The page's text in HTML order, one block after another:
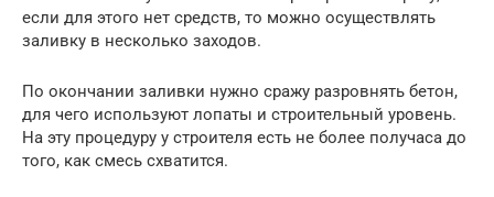
если для этого нет средств, то можно осуществлять
заливку в несколько заходов.
По окончании заливки нужно сражу разровнять бетон,
для чего используют лопаты и строительный уровень.
На эту процедуру у строителя есть не более получаса до
того, как смесь схватится.